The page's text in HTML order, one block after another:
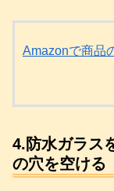
Amazonで商品
4.防水ガラス
の穴を空ける